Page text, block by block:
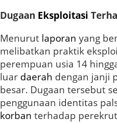
s
o
a
l
Dugaan Eksploitasi
Menurut laporan yang
melibatkan praktik
perempuan usia 14
luar daerah dengan janji
besar. Dugaan tersebut
penggunaan identitas
korban terhadap